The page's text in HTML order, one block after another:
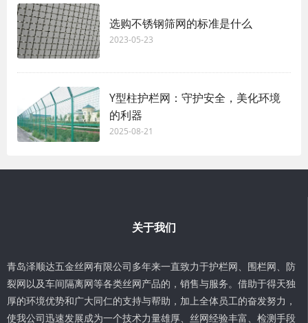
选购不锈钢筛网的标准是什么
2023-05-23
Y型柱护栏网：守护安全，美化环境
的利器
2025-08-21
关于我们
青岛泽顺达五金丝网有限公司多年来一直致力于护栏网、围栏网、防
裂网以及车间隔离网等各类丝网产品的，销售与服务。借助于得天独
厚的环境优势和广大同仁的支持与帮助，加上全体员工的奋发努力，
使我公司迅速发展成为一个技术力量雄厚、丝网经验丰富、检测手段